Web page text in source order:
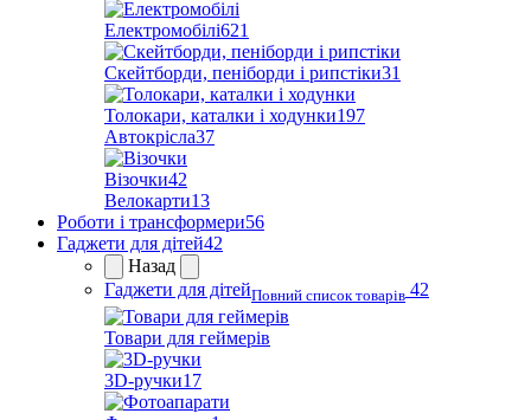
Електромобілі621
Скейтборди, пеніборди і рипстіки31
Толокари, каталки і ходунки197
Автокрісла37
Візочки42
Велокарти13
Роботи і трансформери56
Гаджети для дітей42
Назад
Гаджети для дітейПовний список товарів 42
Товари для геймерів
3D-ручки17